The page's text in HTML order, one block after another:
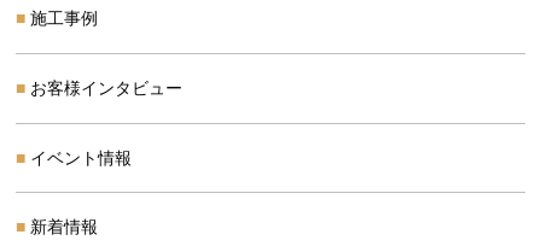
施工事例
お客様インタビュー
イベント情報
新着情報